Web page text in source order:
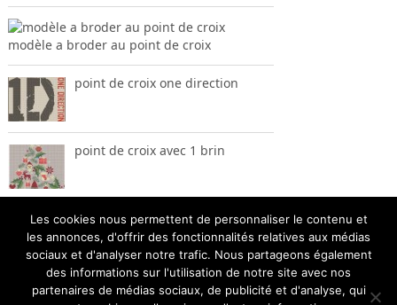
modèle a broder au point de croix
point de croix one direction
point de croix avec 1 brin
Les cookies nous permettent de personnaliser le contenu et
les annonces, d'offrir des fonctionnalités relatives aux médias
sociaux et d'analyser notre trafic. Nous partageons également
des informations sur l'utilisation de notre site avec nos
partenaires de médias sociaux, de publicité et d'analyse, qui